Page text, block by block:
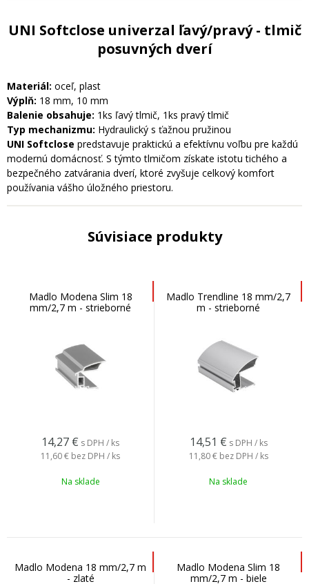
UNI Softclose univerzal ľavý/pravý - tlmič
posuvných dverí
Materiál: oceľ, plast
Výplň: 18 mm, 10 mm
Balenie obsahuje: 1ks ľavý tlmič, 1ks pravý tlmič
Typ mechanizmu: Hydraulický s ťažnou pružinou
UNI Softclose predstavuje praktickú a efektívnu voľbu pre každú
modernú domácnosť. S týmto tlmičom získate istotu tichého a
bezpečného zatvárania dverí, ktoré zvyšuje celkový komfort
používania vášho úložného priestoru.
Súvisiace produkty
Madlo Modena Slim 18
mm/2,7 m - strieborné
14,27 € s DPH / ks
11,60 € bez DPH / ks
Na sklade
Madlo Trendline 18 mm/2,7
m - strieborné
14,51 € s DPH / ks
11,80 € bez DPH / ks
Na sklade
Madlo Modena 18 mm/2,7 m
- zlaté
Madlo Modena Slim 18
mm/2,7 m - biele